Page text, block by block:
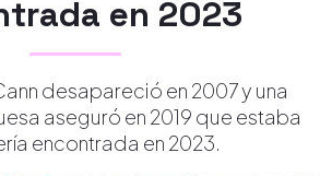
en 2023
desapareció en 2007 y una
aseguró en 2019 que estaba
encontrada en 2023.